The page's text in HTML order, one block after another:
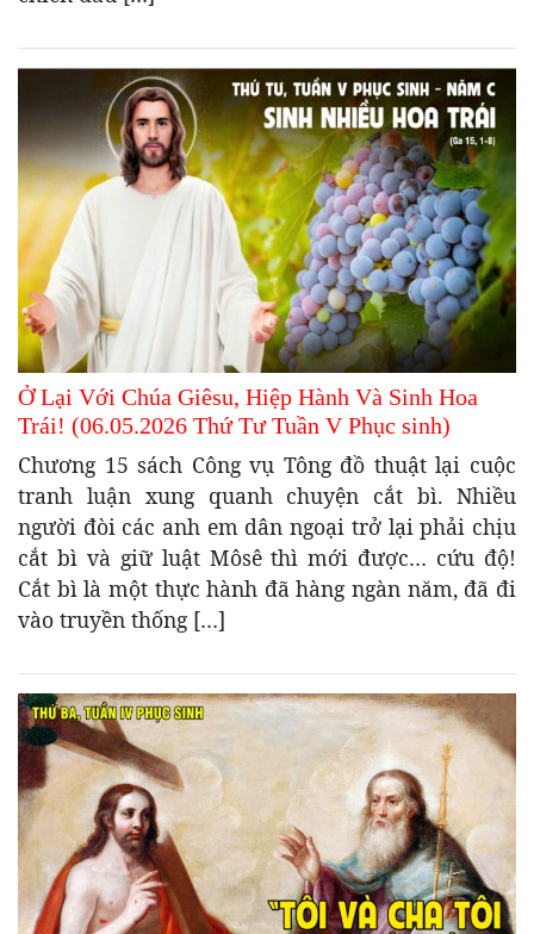
Ở Lại Với Chúa Giêsu, Hiệp Hành Và Sinh Hoa
Trái! (06.05.2026 Thứ Tư Tuần V Phục sinh)
Chương 15 sách Công vụ Tông đồ thuật lại cuộc
tranh luận xung quanh chuyện cắt bì. Nhiều
người đòi các anh em dân ngoại trở lại phải chịu
cắt bì và giữ luật Môsê thì mới được… cứu độ!
Cắt bì là một thực hành đã hàng ngàn năm, đã đi
vào truyền thống […]